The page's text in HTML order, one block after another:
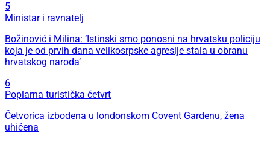
5
Ministar i ravnatelj
Božinović i Milina: ‘Istinski smo ponosni na hrvatsku policiju
koja je od prvih dana velikosrpske agresije stala u obranu
hrvatskog naroda’
6
Poplarna turistička četvrt
Četvorica izbodena u londonskom Covent Gardenu, žena
uhićena